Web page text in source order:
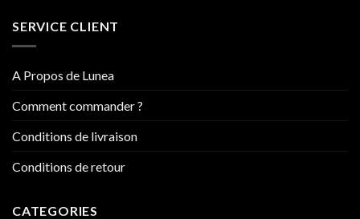
SERVICE CLIENT
A Propos de Lunea
Comment commander ?
Conditions de livraison
Conditions de retour
CATEGORIES